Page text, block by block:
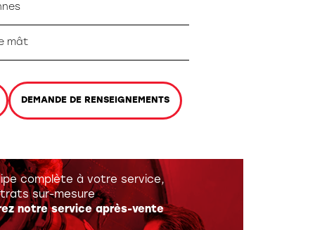
mât
DEMANDE DE RENSEIGNEMENTS
complète à votre service,
sur-mesure
notre service après-vente